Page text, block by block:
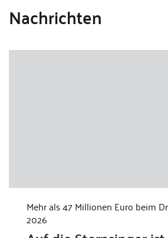
Nachrichten
Mehr als 47 Millionen Euro beim
2026